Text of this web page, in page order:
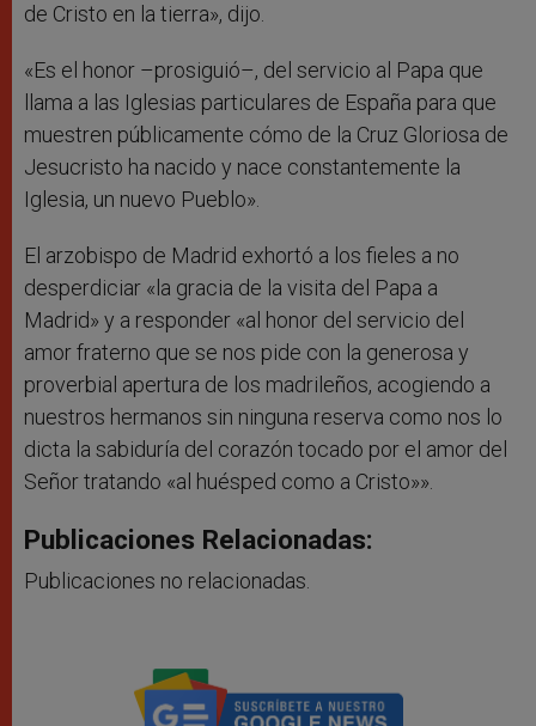
de Cristo en la tierra», dijo.
«Es el honor –prosiguió–, del servicio al Papa que
llama a las Iglesias particulares de España para que
muestren públicamente cómo de la Cruz Gloriosa de
Jesucristo ha nacido y nace constantemente la
Iglesia, un nuevo Pueblo».
El arzobispo de Madrid exhortó a los fieles a no
desperdiciar «la gracia de la visita del Papa a
Madrid» y a responder «al honor del servicio del
amor fraterno que se nos pide con la generosa y
proverbial apertura de los madrileños, acogiendo a
nuestros hermanos sin ninguna reserva como nos lo
dicta la sabiduría del corazón tocado por el amor del
Señor tratando «al huésped como a Cristo»».
Publicaciones Relacionadas:
Publicaciones no relacionadas.